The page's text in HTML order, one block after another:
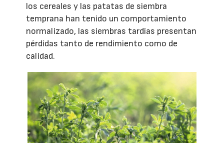
los cereales y las patatas de siembra
temprana han tenido un comportamiento
normalizado, las siembras tardías presentan
pérdidas tanto de rendimiento como de
calidad.